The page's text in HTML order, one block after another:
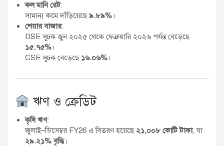
কল মানি রেট:
সামান্য কমে দাঁড়িয়েছে৯.৮৯% ।
শেয়ার বাজার:
DSE সূচক জুন ২০২৫ থেকে ফেব্রুয়ারি ২০২৬ পর্যন্ত বেড়েছে
১৫.৭৫% ।
CSE সূচক বেড়েছে ১৬.০৬% ।
ঋণ ও ক্রেডিট
কৃষি ঋণ:
জুলাই–ডিসেম্বর FY26 এ বিতরণ হয়েছে ২১,০০৮ কোটি টাকা, যা
২৯.২১% বৃদ্ধি।